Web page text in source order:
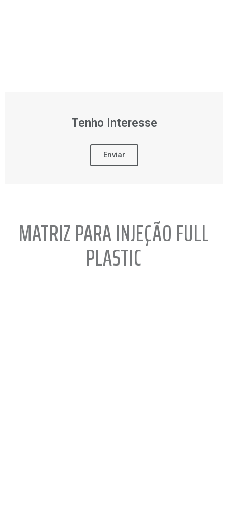
Tenho Interesse
Enviar
MATRIZ PARA INJEÇÃO FULL
PLASTIC